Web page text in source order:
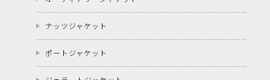
ナッツジャケット
ポートジャケット